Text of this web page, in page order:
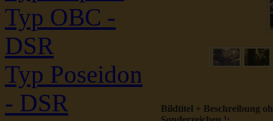
Typ OBC -
DSR
Typ Poseidon
- DSR
Bildtitel + Beschreibung